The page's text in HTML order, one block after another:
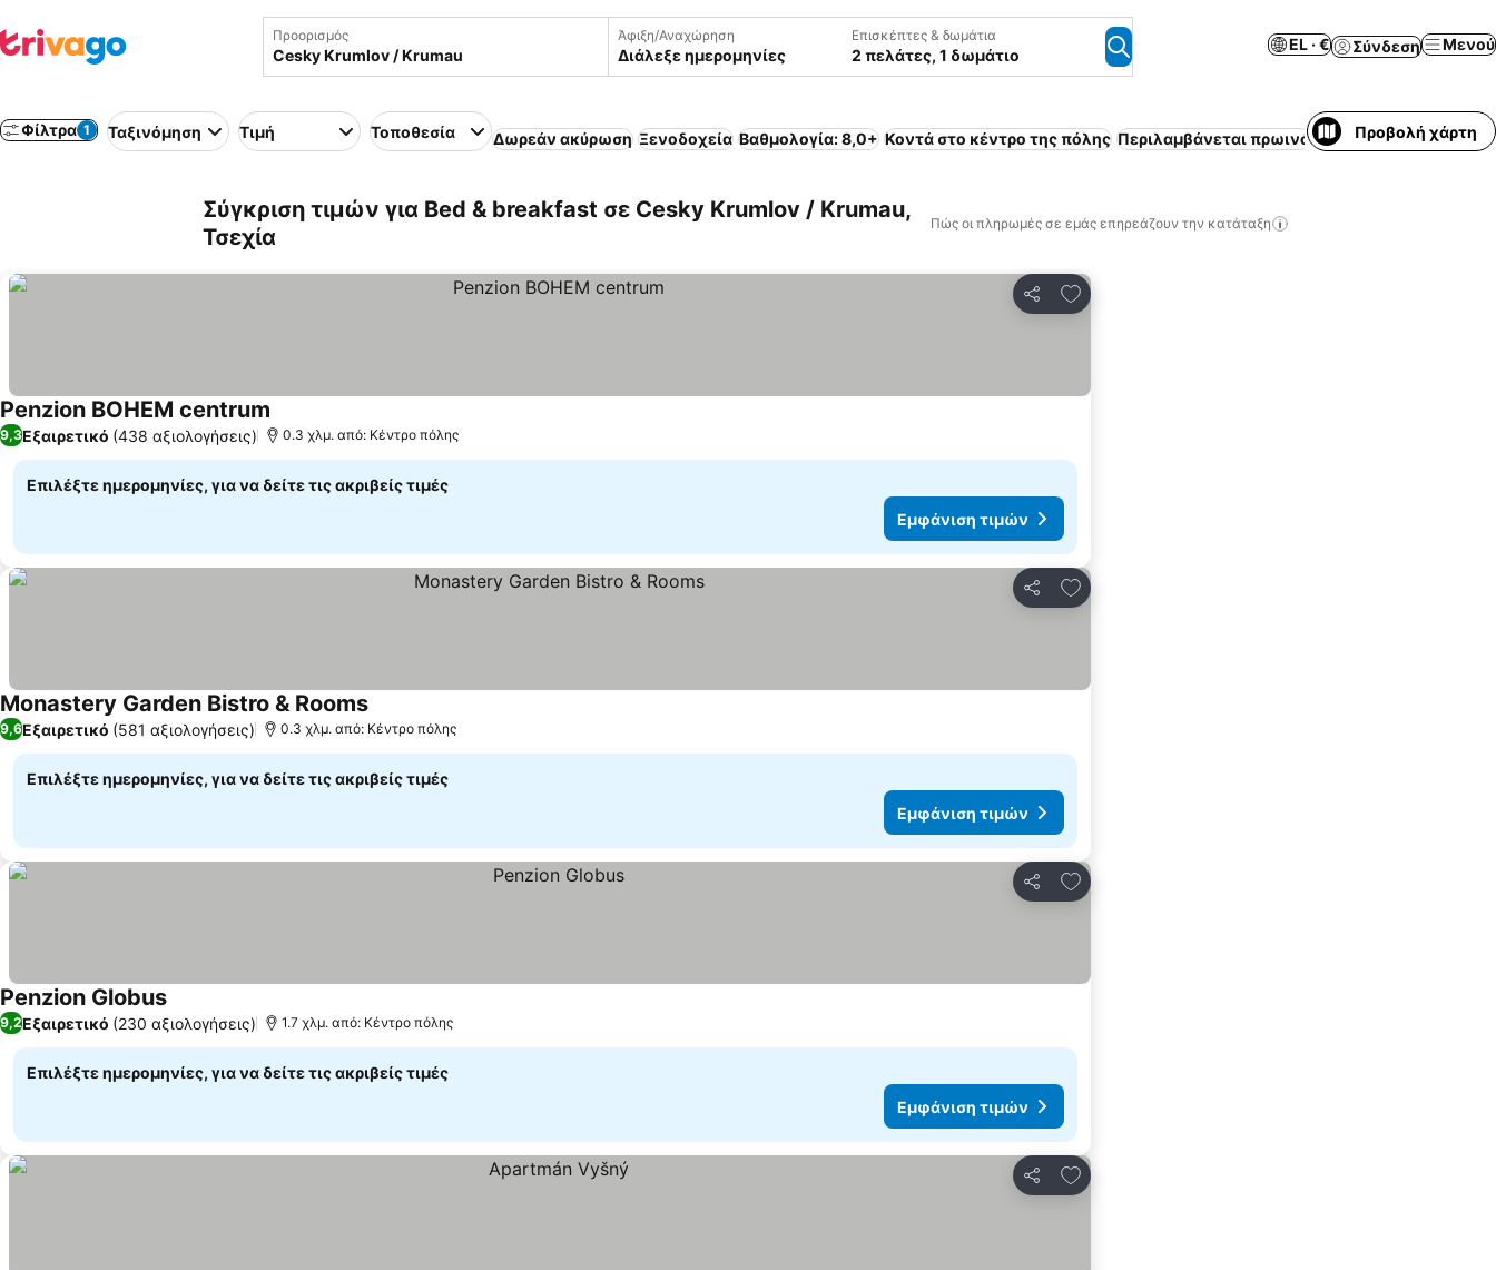
Προορισμός Άφιξη/Αναχώρηση
Διάλεξε ημερομηνίες
Επισκέπτες & δωμάτια
2 πελάτες, 1 δωμάτιο
EL · € Σύνδεση Μενού
Φίλτρα 1 Ταξινόμηση Τιμή Τοποθεσία Δωρεάν ακύρωση Ξενοδοχεία Βαθμολογία: 8,0+ Κοντά στο κέντρο της πόλης Περιλαμβάνεται πρωινό Χώρος στάθμευσης
Προβολή χάρτη
Σύγκριση τιμών για Bed & breakfast σε Cesky Krumlov / Krumau,
Τσεχία
Πώς οι πληρωμές σε εμάς επηρεάζουν την κατάταξη
Κοινοποίηση
Προσθήκη στα αγαπημένα
Penzion BOHEM centrum
9,3Εξαιρετικό (438 αξιολογήσεις) 0.3 χλμ. από: Κέντρο πόλης
Επιλέξτε ημερομηνίες, για να δείτε τις ακριβείς τιμές
Εμφάνιση τιμών
Κοινοποίηση
Προσθήκη στα αγαπημένα
Monastery Garden Bistro & Rooms
9,6Εξαιρετικό (581 αξιολογήσεις) 0.3 χλμ. από: Κέντρο πόλης
Επιλέξτε ημερομηνίες, για να δείτε τις ακριβείς τιμές
Εμφάνιση τιμών
Κοινοποίηση
Προσθήκη στα αγαπημένα
Penzion Globus
9,2Εξαιρετικό (230 αξιολογήσεις) 1.7 χλμ. από: Κέντρο πόλης
Επιλέξτε ημερομηνίες, για να δείτε τις ακριβείς τιμές
Εμφάνιση τιμών
Κοινοποίηση
Προσθήκη στα αγαπημένα